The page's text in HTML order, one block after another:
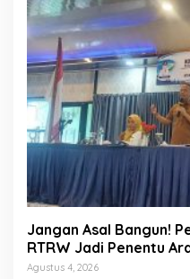
Jangan Asal Bangun!
RTRW Jadi Penentu
Agustus 4, 2026